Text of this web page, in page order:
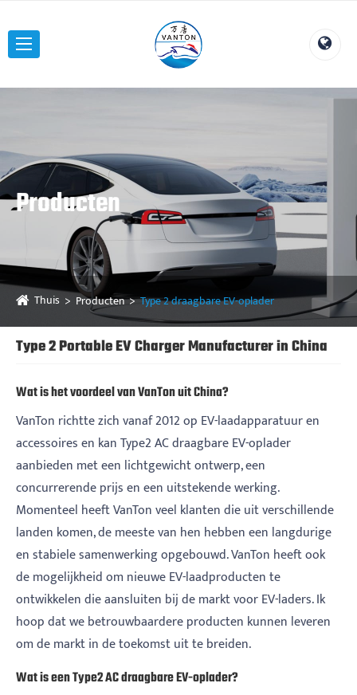
Producten
Thuis Producten Type 2 draagbare EV-oplader
Type 2 Portable EV Charger Manufacturer in China
Wat is het voordeel van VanTon uit China?
VanTon richtte zich vanaf 2012 op EV-laadapparatuur en
accessoires en kan Type2 AC draagbare EV-oplader
aanbieden met een lichtgewicht ontwerp, een
concurrerende prijs en een uitstekende werking.
Momenteel heeft VanTon veel klanten die uit verschillende
landen komen, de meeste van hen hebben een langdurige
en stabiele samenwerking opgebouwd. VanTon heeft ook
de mogelijkheid om nieuwe EV-laadproducten te
ontwikkelen die aansluiten bij de markt voor EV-laders. Ik
hoop dat we betrouwbaardere producten kunnen leveren
om de markt in de toekomst uit te breiden.
Wat is een Type2 AC draagbare EV-oplader?